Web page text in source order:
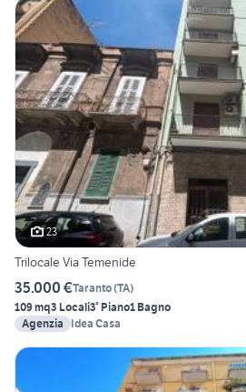
23
Trilocale Via Temenide
35.000 €Taranto(TA)
109 mq3 Locali3° Piano1 Bagno
Agenzia
Idea Casa